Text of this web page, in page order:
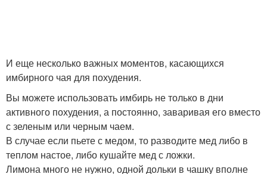
И еще несколько важных моментов, касающихся
имбирного чая для похудения.
Вы можете использовать имбирь не только в дни
активного похудения, а постоянно, заваривая его вместо
с зеленым или черным чаем.
В случае если пьете с медом, то разводите мед либо в
теплом настое, либо кушайте мед с ложки.
Лимона много не нужно, одной дольки в чашку вполне